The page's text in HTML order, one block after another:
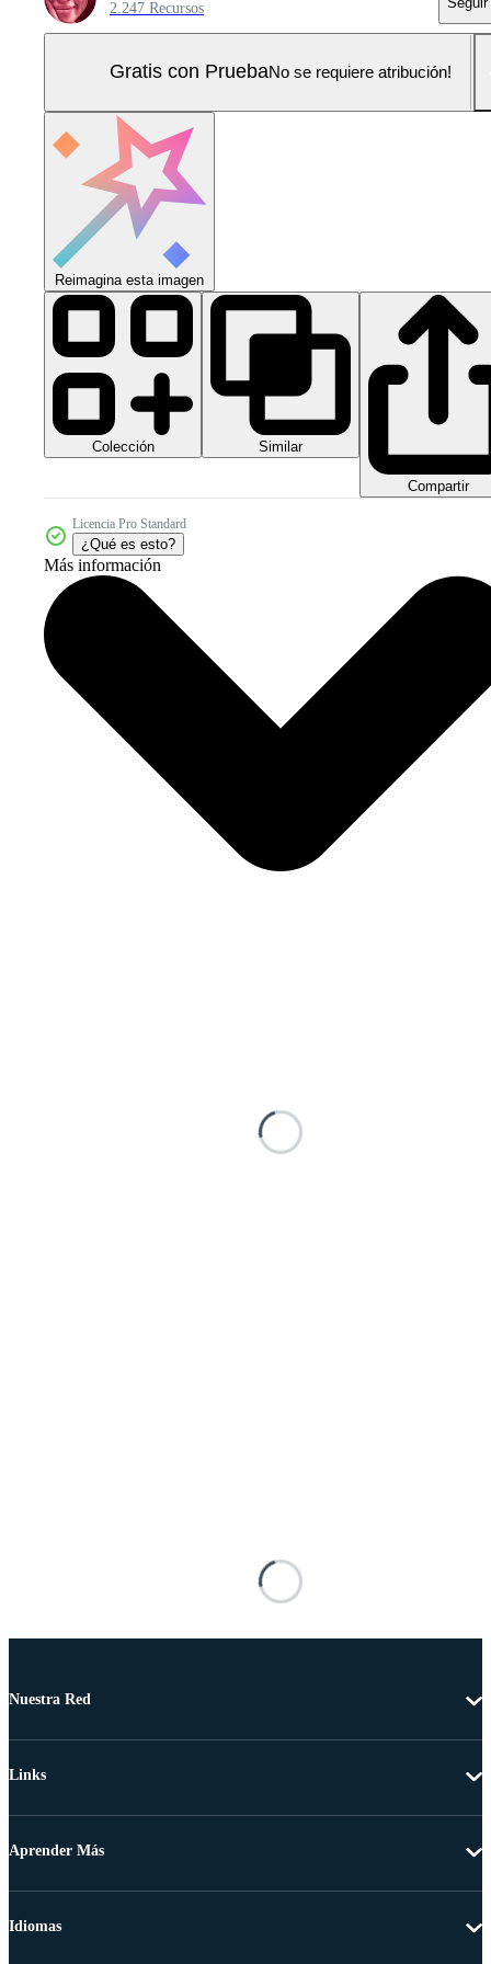
2.247 Recursos
Gratis con PruebaNo se requiere atribución!
Reimagina esta imagen
Colección Similar
Compartir
Licencia Pro Standard
¿Qué es esto?
Más información
Nuestra Red
Links
Aprender Más
Idiomas